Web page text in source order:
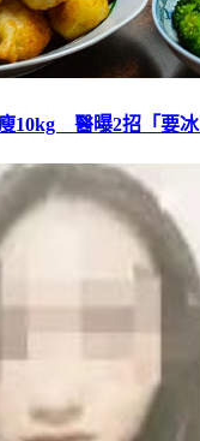
10kg 醫曝2招「要冰